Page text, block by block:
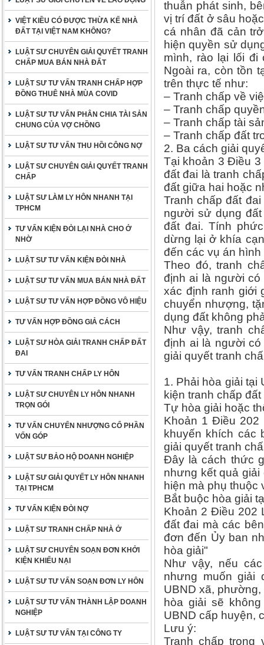
VIỆT KIỀU CÓ ĐƯỢC THỪA KẾ NHÀ
ĐẤT TẠI VIỆT NAM KHÔNG?
LUẬT SƯ CHUYÊN GIẢI QUYẾT TRANH
CHẤP MUA BÁN NHÀ ĐẤT
LUẬT SƯ TƯ VẤN TRANH CHẤP HỢP
ĐỒNG THUÊ NHÀ MÙA COVID
LUẬT SƯ TƯ VẤN PHÂN CHIA TÀI SẢN
CHUNG CỦA VỢ CHỒNG
LUẬT SƯ TƯ VẤN THU HỒI CÔNG NỢ
LUẬT SƯ CHUYÊN GIẢI QUYẾT TRANH
CHẤP
LUẬT SƯ LÀM LY HÔN NHANH TẠI
TPHCM
TƯ VẤN KIỆN ĐÒI LẠI NHÀ CHO Ở
NHỜ
LUẬT SƯ TƯ VẤN KIỆN ĐÒI NHÀ
LUẬT SƯ TƯ VẤN MUA BÁN NHÀ ĐẤT
LUẬT SƯ TƯ VẤN HỢP ĐỒNG VÔ HIỆU
TƯ VẤN HỢP ĐỒNG GIẢ CÁCH
LUẬT SƯ HÒA GIẢI TRANH CHẤP ĐẤT
ĐAI
TƯ VẤN TRANH CHẤP LY HÔN
LUẬT SƯ CHUYÊN LY HÔN NHANH
TRỌN GÓI
TƯ VẤN CHUYỂN NHƯỢNG CỔ PHẦN
VỐN GÓP
LUẬT SƯ BẢO HỘ DOANH NGHIỆP
LUẬT SƯ GIẢI QUYẾT LY HÔN NHANH
TẠI TPHCM
TƯ VẤN KIỆN ĐÒI NỢ
LUẬT SƯ TRANH CHẤP NHÀ Ở
LUẬT SƯ CHUYÊN SOẠN ĐƠN KHỞI
KIỆN KHIẾU NẠI
LUẬT SƯ TƯ VẤN SOẠN ĐƠN LY HÔN
LUẬT SƯ TƯ VẤN THÀNH LẬP DOANH
NGHIỆP
LUẬT SƯ TƯ VẤN TẠI CÔNG TY
thuẫn phát sinh,
vị trí đất ở sâu
cá nhân đã cản
hiện quyền sử
mình, rào lại lối
Ngoài ra, còn tồn
trên thực tế như:
– Tranh chấp về
– Tranh chấp
– Tranh chấp tài
– Tranh chấp đất
2. Ba cách giải
Tại khoản 3 Điều
đất đai là tranh
đất giữa hai hoặc
Tranh chấp đất
người sử dụng
đất đai. Tính
dừng lại ở khía
đến các vụ án
Theo đó, tranh
định ai là người
xác định ranh giới
chuyển nhượng,
dụng đất không
Như vậy, tranh
định ai là người
giải quyết tranh
1. Phải hòa giải
kiện tranh chấp đất
Tự hòa giải hoặc
Khoản 1 Điều
khuyến khích các
giải quyết tranh
Đây là cách thức
nhưng kết quả
hiện mà phụ
Bắt buộc hòa giải
Khoản 2 Điều 202
đất đai mà các
đơn đến Ủy ban
hòa giải"
Như vậy, nếu
nhưng muốn giải
UBND xã,
hòa giải sẽ
UBND cấp huyện,
Lưu ý:
Tranh chấp